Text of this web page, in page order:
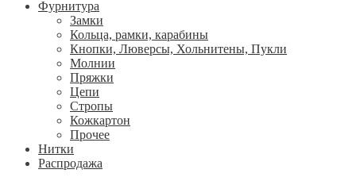
Фурнитура
Замки
Кольца, рамки, карабины
Кнопки, Люверсы, Хольнитены, Пукли
Молнии
Пряжки
Цепи
Стропы
Кожкартон
Прочее
Нитки
Распродажа